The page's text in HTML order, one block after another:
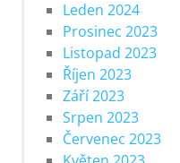
Leden 2024
Prosinec 2023
Listopad 2023
Říjen 2023
Září 2023
Srpen 2023
Červenec 2023